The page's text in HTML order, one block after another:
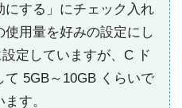
にする」にチェック入れ
使用量を好みの設定にし
定していますが、C ド
5GB～10GB くらいで
す。